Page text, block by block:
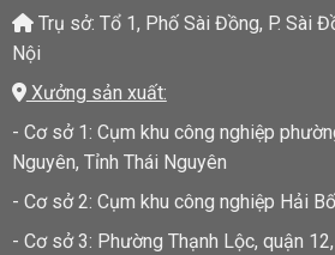
Trụ sở: Tổ 1, Phố Sài Đồng, P. Sài
Nội
Xưởng sản xuất:
- Cơ sở 1: Cụm khu công nghiệp
Nguyên, Tỉnh Thái Nguyên
- Cơ sở 2: Cụm khu công nghiệp Hải
- Cơ sở 3: Phường Thạnh Lộc, quận 12,